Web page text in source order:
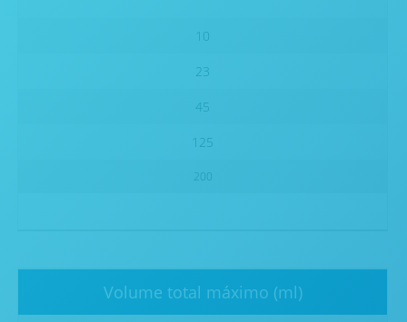
10
23
45
125
200
Volume total máximo (ml)